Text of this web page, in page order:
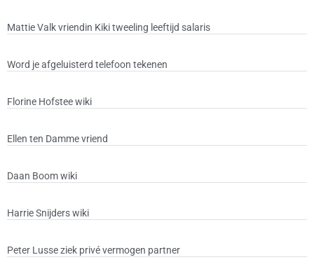
Mattie Valk vriendin Kiki tweeling leeftijd salaris
Word je afgeluisterd telefoon tekenen
Florine Hofstee wiki
Ellen ten Damme vriend
Daan Boom wiki
Harrie Snijders wiki
Peter Lusse ziek privé vermogen partner